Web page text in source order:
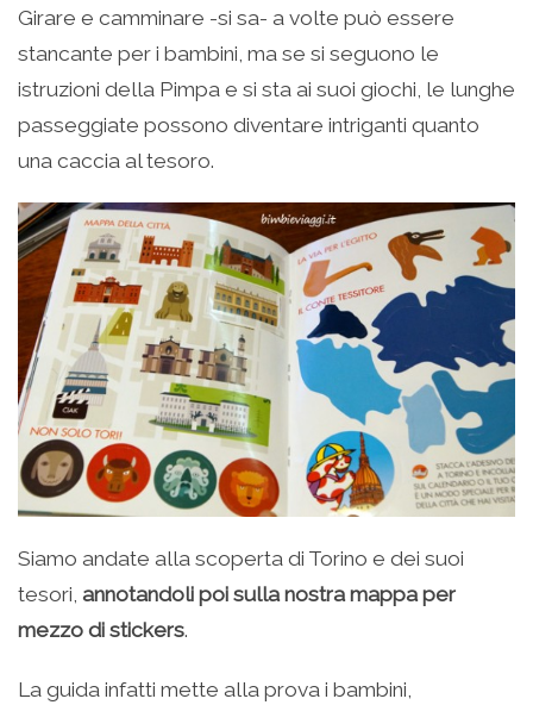
Girare e camminare -si sa- a volte può essere
stancante per i bambini, ma se si seguono le
istruzioni della Pimpa e si sta ai suoi giochi, le lunghe
passeggiate possono diventare intriganti quanto
una caccia al tesoro.
Siamo andate alla scoperta di Torino e dei suoi
tesori, annotandoli poi sulla nostra mappa per
mezzo di stickers.
La guida infatti mette alla prova i bambini,